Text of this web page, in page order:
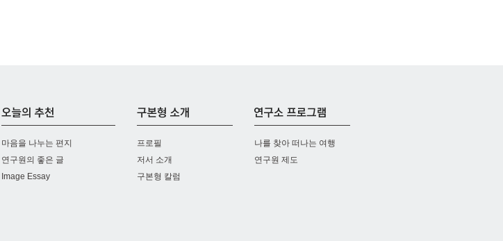
마음을 나누는 편지
연구원의 좋은 글
Image Essay
프로필
저서 소개
구본형 칼럼
나를 찾아 떠나는 여행
연구원 제도